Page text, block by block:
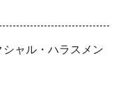
ャル・ハラスメン